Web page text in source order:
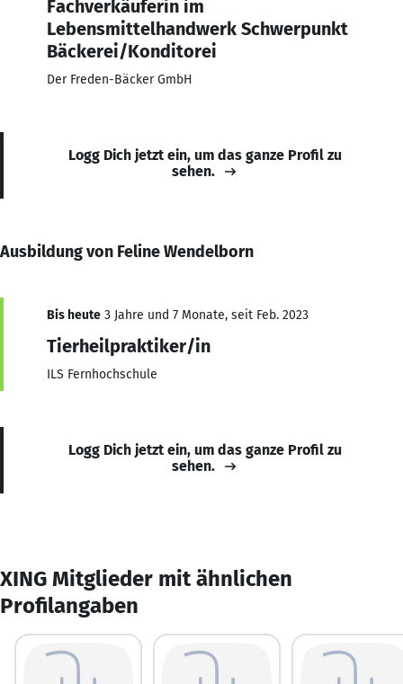
Fachverkäuferin im
Lebensmittelhandwerk Schwerpunkt
Bäckerei/Konditorei
Der Freden-Bäcker GmbH
Logg Dich jetzt ein, um das ganze Profil zu
sehen.
Ausbildung von Feline Wendelborn
Bis heute 3 Jahre und 7 Monate, seit Feb. 2023
Tierheilpraktiker/in
ILS Fernhochschule
Logg Dich jetzt ein, um das ganze Profil zu
sehen.
XING Mitglieder mit ähnlichen
Profilangaben